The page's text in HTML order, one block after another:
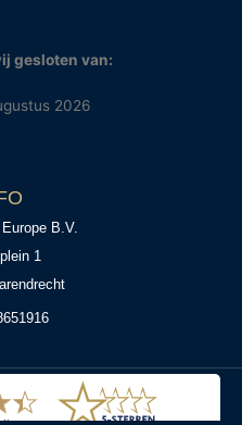
gesloten van:
2026
B.V.
1